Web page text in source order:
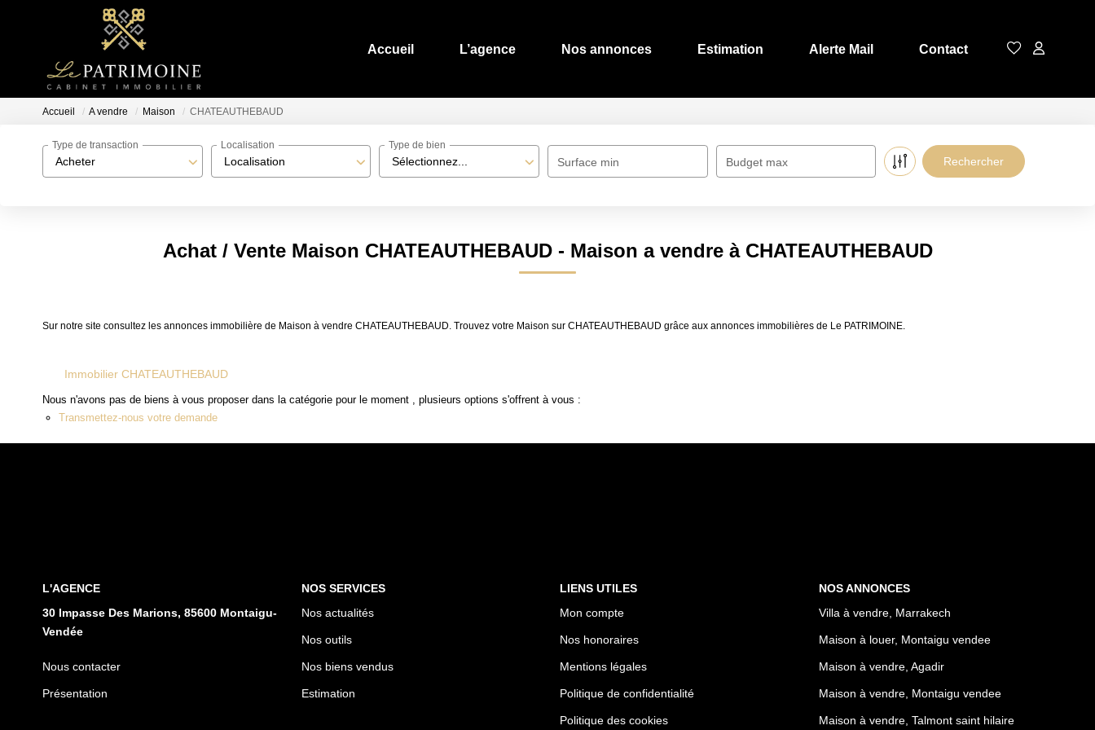
Accueil L’agence Nos annonces Estimation Alerte Mail Contact
Accueil A vendre Maison CHATEAUTHEBAUD
Acheter
Type de transaction
Localisation
Localisation
Sélectionnez...
Type de bien
Surface min Budget max
Achat / Vente Maison CHATEAUTHEBAUD - Maison a vendre à CHATEAUTHEBAUD
Sur notre site consultez les annonces immobilière de Maison à vendre CHATEAUTHEBAUD. Trouvez votre Maison sur CHATEAUTHEBAUD grâce aux annonces immobilières de Le PATRIMOINE.
Immobilier CHATEAUTHEBAUD
Nous n'avons pas de biens à vous proposer dans la catégorie pour le moment , plusieurs options s'offrent à vous :
Transmettez-nous votre demande
L'AGENCE
30 Impasse Des Marions, 85600 Montaigu-
Vendée
Nous contacter
Présentation
NOS SERVICES
Nos actualités
Nos outils
Nos biens vendus
Estimation
LIENS UTILES
Mon compte
Nos honoraires
Mentions légales
Politique de confidentialité
Politique des cookies
NOS ANNONCES
Villa à vendre, Marrakech
Maison à louer, Montaigu vendee
Maison à vendre, Agadir
Maison à vendre, Montaigu vendee
Maison à vendre, Talmont saint hilaire